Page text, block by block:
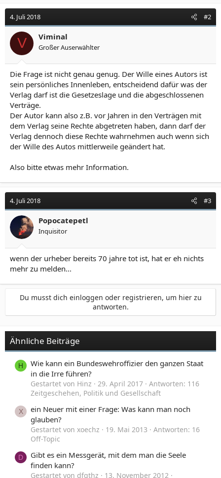
4. Juli 2018 #2
V Viminal
Großer Auserwählter
Die Frage ist nicht genau genug. Der Wille eines Autors ist
sein persönliches Innenleben, entscheidend dafür was der
Verlag darf ist die Gesetzeslage und die abgeschlossenen
Verträge.
Der Autor kann also z.B. vor Jahren in den Verträgen mit
dem Verlag seine Rechte abgetreten haben, dann darf der
Verlag dennoch diese Rechte wahrnehmen auch wenn sich
der Wille des Autos mittlerweile geändert hat.
Also bitte etwas mehr Information.
4. Juli 2018 #3
Popocatepetl
Inquisitor
wenn der urheber bereits 70 jahre tot ist, hat er eh nichts
mehr zu melden...
Du musst dich einloggen oder registrieren, um hier zu
antworten.
Ähnliche Beiträge
H
Wie kann ein Bundeswehroffizier den ganzen Staat
in die Irre führen?
Gestartet von Hinz 29. April 2017
Antworten: 116
Zeitgeschehen, Politik und Gesellschaft
X
ein Neuer mit einer Frage: Was kann man noch
glauben?
Gestartet von xoechz 19. Mai 2013
Antworten: 16
Off-Topic
D
Gibt es ein Messgerät, mit dem man die Seele
finden kann?
Gestartet von dfgthz 13. November 2012